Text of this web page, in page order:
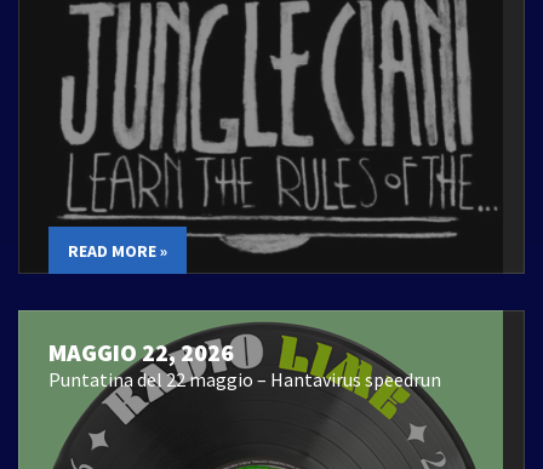
READ MORE »
MAGGIO 22, 2026
Puntatina del 22 maggio – Hantavirus speedrun